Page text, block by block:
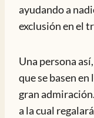
ayudando a
exclusión en el
Una persona
que se basen
gran
a la cual